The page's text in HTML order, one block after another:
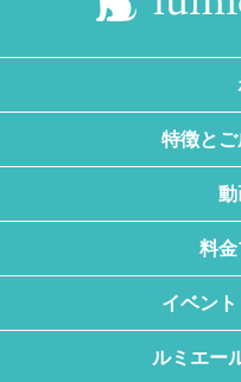
特徴と
動
料
イベン
ルミエー